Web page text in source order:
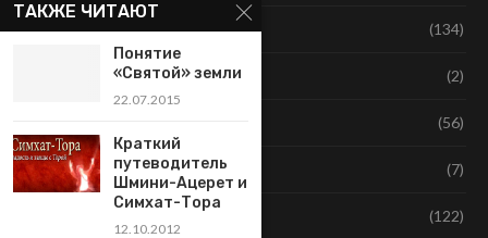
Наша история (134)
Недельная Глава (2)
(56)
Программы общины (7)
(122)
ТАКЖЕ ЧИТАЮТ
Понятие
«Святой» земли
22.07.2015
Краткий
путеводитель
Шмини-Ацерет и
Симхат-Тора
12.10.2012